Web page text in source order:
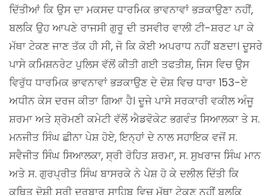
ਦਿੱਤੀਆਂ ਕਿ ਉਸ ਦਾ ਮਕਸਦ ਧਾਰਮਿਕ ਭਾਵਨਾਵਾਂ ਭੜਕਾਉਣਾ ਨਹੀਂ,
ਬਲਕਿ ਉਹ ਆਪਣੇ ਰਾਜਸੀ ਗੁਰੂ ਦੀ ਤਸਵੀਰ ਵਾਲੀ ਟੀ-ਸ਼ਰਟ ਪਾ ਕੇ
ਮੱਥਾ ਟੇਕਣ ਜਾਣ ਤੱਕ ਹੀ ਸੀ, ਜੋ ਕਿ ਕੋਈ ਅਪਰਾਧ ਨਹੀਂ ਬਣਦਾ। ਦੂਸਰੇ
ਪਾਸੇ ਕਮਿਸ਼ਨਰੇਟ ਪੁਲਿਸ ਵੱਲੋਂ ਕੀਤੀ ਗਈ ਤਫਤੀਸ਼, ਜਿਸ ਵਿਚ ਉਸ
ਵਿਰੁੱਧ ਧਾਰਮਿਕ ਭਾਵਨਾਵਾਂ ਭੜਕਾਉਣ ਦੇ ਦੋਸ਼ ਵਿਚ ਧਾਰਾ 153-ਏ
ਅਧੀਨ ਕੇਸ ਦਰਜ ਕੀਤਾ ਗਿਆ ਹੈ। ਦੂਜੇ ਪਾਸੇ ਸਰਕਾਰੀ ਵਕੀਲ ਅੰਜੂ
ਸ਼ਰਮਾ ਅਤੇ ਸ਼੍ਰੋਮਣੀ ਕਮੇਟੀ ਵੱਲੋਂ ਐਡਵੋਕੇਟ ਭਗਵੰਤ ਸਿਆਲਕਾ ਤੇ ਸ.
ਮਨਜੀਤ ਸਿੰਘ ਛੀਨਾ ਪੇਸ਼ ਹੋਏ, ਇਨ੍ਹਾਂ ਦੇ ਨਾਲ ਸਹਾਇਕ ਵਜੋਂ ਸ.
ਸਵੈਜੀਤ ਸਿੰਘ ਸਿਆਲਕਾ, ਸ੍ਰੀ ਰੋਹਿਤ ਸ਼ਰਮਾ, ਸ. ਸੁਖਰਾਜ ਸਿੰਘ ਮਾਨ
ਅਤੇ ਸ. ਗੁਰਪ੍ਰੀਤ ਸਿੰਘ ਬਾਸਰਕੇ ਨੇ ਪੇਸ਼ ਹੋ ਕੇ ਦਲੀਲ ਦਿੱਤੀ ਕਿ
ਕਥਿਤ ਦੋਸ਼ੀ ਸ੍ਰੀ ਦਰਬਾਰ ਸਾਹਿਬ ਵਿਚ ਮੱਥਾ ਟੇਕਣ ਨਹੀਂ ਬਲਕਿ